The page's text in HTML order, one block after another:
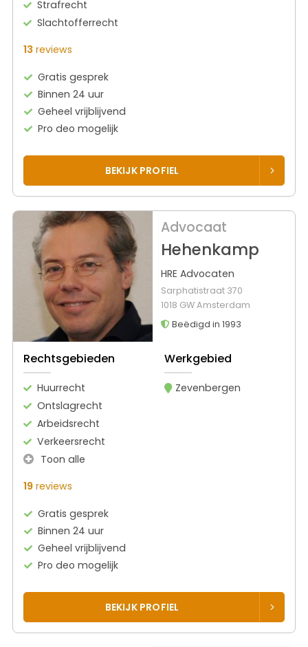
Strafrecht
Slachtofferrecht
13 reviews
Gratis gesprek
Binnen 24 uur
Geheel vrijblijvend
Pro deo mogelijk
BEKIJK PROFIEL
Advocaat
Hehenkamp
HRE Advocaten
Sarphatistraat 370
1018 GW Amsterdam
Beëdigd in 1993
Rechtsgebieden
Huurrecht
Ontslagrecht
Arbeidsrecht
Verkeersrecht
Toon alle
Werkgebied
Zevenbergen
19 reviews
Gratis gesprek
Binnen 24 uur
Geheel vrijblijvend
Pro deo mogelijk
BEKIJK PROFIEL